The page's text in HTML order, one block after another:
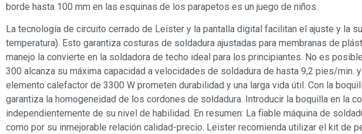
borde hasta 100 mm en las esquinas de los parapetos es un juego de niños.
La tecnología de circuito cerrado de Leister y la pantalla digital facilitan el ajuste y la
temperatura). Esto garantiza costuras de soldadura ajustadas para membranas de
manejo la convierte en la soldadora de techo ideal para los principiantes. No es
300 alcanza su máxima capacidad a velocidades de soldadura de hasta 9,2 pies/min.
elemento calefactor de 3300 W prometen durabilidad y una larga vida útil. Con la
garantiza la homogeneidad de los cordones de soldadura. Introducir la boquilla en la
independientemente de su nivel de habilidad. En resumen: La fiable máquina de
como por su inmejorable relación calidad-precio. Leister recomienda utilizar el kit de